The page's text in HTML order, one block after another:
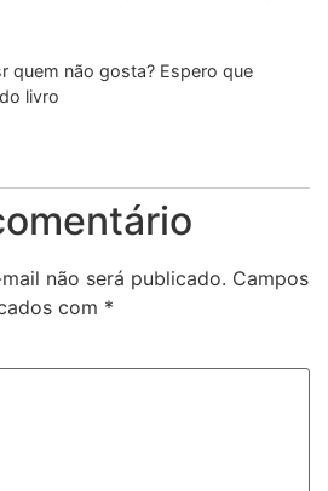
quem não gosta? Espero que
livro
não será publicado. Campos
com *